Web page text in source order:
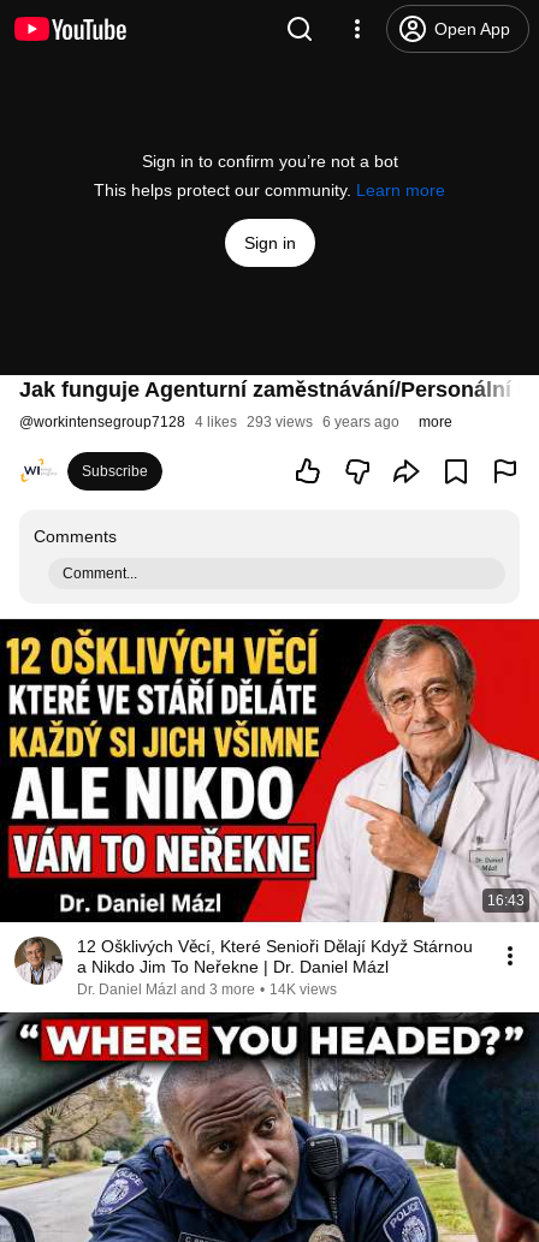
Open App
Sign in to confirm you’re not a bot
This helps protect our community. Learn more
Sign in
Jak funguje Agenturní zaměstnávání/Personální
@workintensegroup7128 4 likes 293 views 6 years ago more
Subscribe
Comments
Comment...
16:43
12 Ošklivých Věcí, Které Senioři Dělají Když Stárnou
a Nikdo Jim To Neřekne | Dr. Daniel Mázl
Dr. Daniel Mázl and 3 more • 14K views